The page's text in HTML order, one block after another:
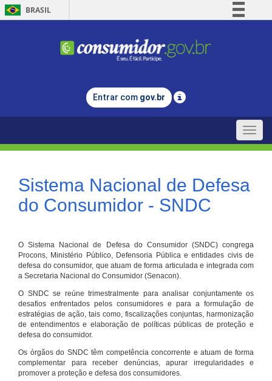
BRASIL
Comunica BR
Legislação
Entrar com gov.br
Toggle
Sistema Nacional de Defesa
do Consumidor - SNDC
O Sistema Nacional de Defesa do Consumidor (SNDC) congrega
Procons, Ministério Público, Defensoria Pública e entidades civis de
defesa do consumidor, que atuam de forma articulada e integrada com
a Secretaria Nacional do Consumidor (Senacon).
O SNDC se reúne trimestralmente para analisar conjuntamente os
desafios enfrentados pelos consumidores e para a formulação de
estratégias de ação, tais como, fiscalizações conjuntas, harmonização
de entendimentos e elaboração de políticas públicas de proteção e
defesa do consumidor.
Os órgãos do SNDC têm competência concorrente e atuam de forma
complementar para receber denúncias, apurar irregularidades e
promover a proteção e defesa dos consumidores.